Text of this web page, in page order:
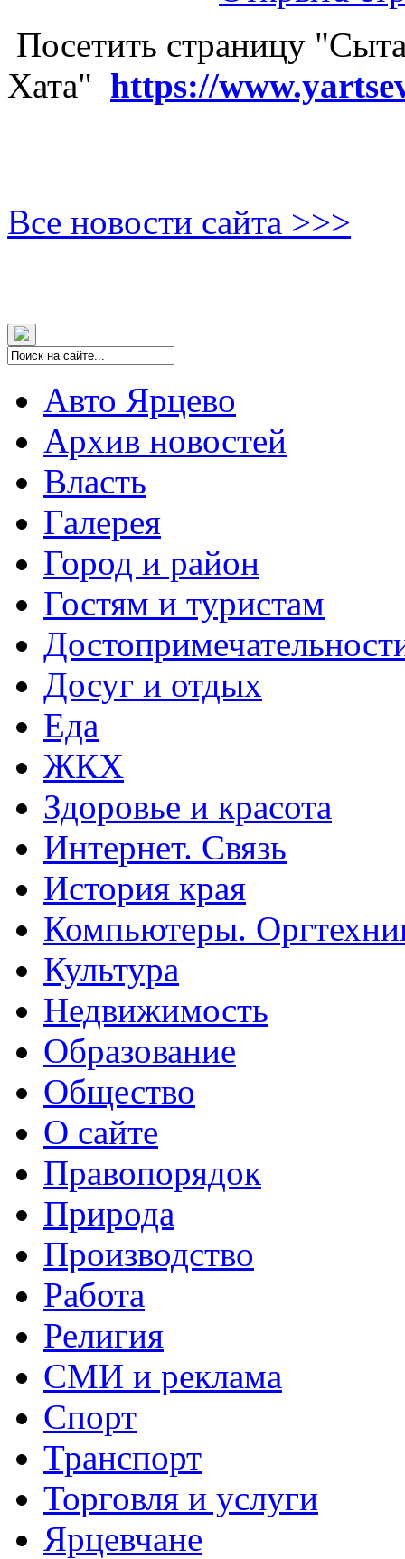
Посетить страницу
Хата" https://
Все новости сайта >>>
Авто Ярцево
Архив новостей
Власть
Галерея
Город и район
Гостям и туристам
Досуг и отдых
Еда
ЖКХ
Здоровье и красота
Интернет. Связь
История края
Компьютеры.
Культура
Недвижимость
Образование
Общество
О сайте
Правопорядок
Природа
Производство
Работа
Религия
СМИ и реклама
Спорт
Транспорт
Торговля и услуги
Ярцевчане